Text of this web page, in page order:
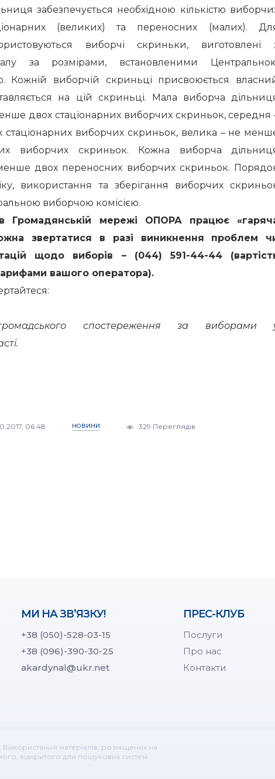
забезпечується необхідною кількістю
(великих) та переносних (малих).
виборчі скриньки, виготовлені
за розмірами, встановленими
Кожній виборчій скриньці присвоюється
на цій скриньці. Мала виборча
двох стаціонарних виборчих скриньок, середня
виборчих скриньок, велика – не
виборчих скриньок. Кожна виборча
двох переносних виборчих скриньок.
використання та зберігання виборчих
виборчою комісією.
Громадянській мережі ОПОРА працює
звертатися в разі виникнення проблем
щодо виборів – (044) 591-44-44
вашого оператора).
спостереження за виборами
06:48 НОВИНИ 329 Переглядів
МИ НА ЗВ’ЯЗКУ!
+38 (050)-528-03-15
+38 (096)-390-30-25
akardynal@ukr.net
ПРЕС-КЛУБ
Послуги
Про нас
Контакти
матеріалів, розміщених на
відкритого для пошукових систем